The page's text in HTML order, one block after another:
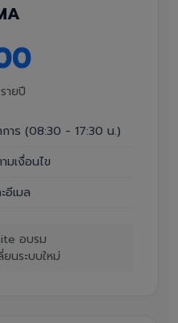
ายปี
การ (08:30 - 17:30 น.)
มเงื่อนไข
อีเมล
อบรม
นระบบใหม่